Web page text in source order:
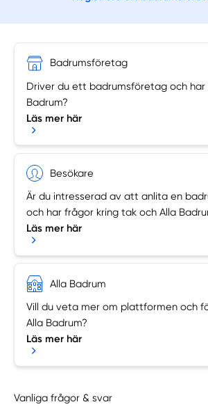
Badrumsföretag
Driver du ett badrumsföretag och har
Badrum?
Läs mer här
Besökare
Är du intresserad av att anlita en
och har frågor kring tak och Alla
Läs mer här
Alla Badrum
Vill du veta mer om plattformen och
Alla Badrum?
Läs mer här
Vanliga frågor & svar